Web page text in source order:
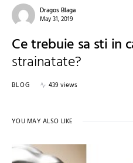
Dragos Blaga
May 31, 2019
Ce trebuie sa sti in
strainatate?
BLOG 439 views
YOU MAY ALSO LIKE